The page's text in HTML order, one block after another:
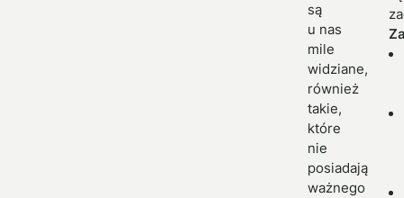
są
u nas
mile
widziane,
również
takie,
które
nie
posiadają
ważnego